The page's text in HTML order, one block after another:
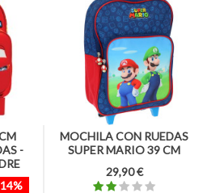
-
14%
MOCHILA CON RUEDAS
SUPER MARIO 39 CM
29,90 €